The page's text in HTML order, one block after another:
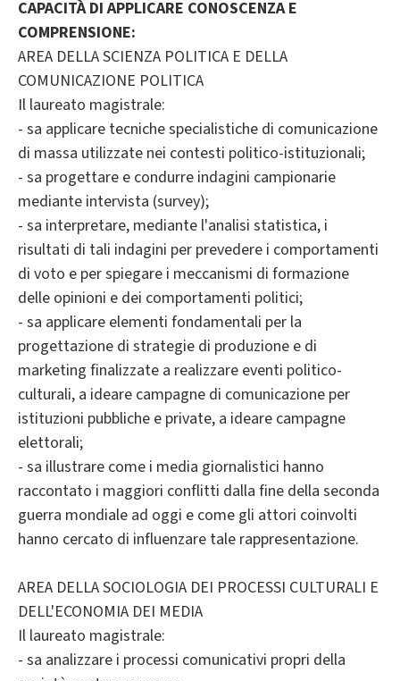
CAPACITÀ DI APPLICARE CONOSCENZA E
COMPRENSIONE:
AREA DELLA SCIENZA POLITICA E DELLA
COMUNICAZIONE POLITICA
Il laureato magistrale:
- sa applicare tecniche specialistiche di comunicazione
di massa utilizzate nei contesti politico-istituzionali;
- sa progettare e condurre indagini campionarie
mediante intervista (survey);
- sa interpretare, mediante l'analisi statistica, i
risultati di tali indagini per prevedere i comportamenti
di voto e per spiegare i meccanismi di formazione
delle opinioni e dei comportamenti politici;
- sa applicare elementi fondamentali per la
progettazione di strategie di produzione e di
marketing finalizzate a realizzare eventi politico-
culturali, a ideare campagne di comunicazione per
istituzioni pubbliche e private, a ideare campagne
elettorali;
- sa illustrare come i media giornalistici hanno
raccontato i maggiori conflitti dalla fine della seconda
guerra mondiale ad oggi e come gli attori coinvolti
hanno cercato di influenzare tale rappresentazione.
AREA DELLA SOCIOLOGIA DEI PROCESSI CULTURALI E
DELL'ECONOMIA DEI MEDIA
Il laureato magistrale:
- sa analizzare i processi comunicativi propri della